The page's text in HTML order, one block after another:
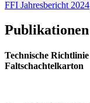
FFI Jah­res­be­richt 2024
Publikationen
Technische
Faltschachtelkarton